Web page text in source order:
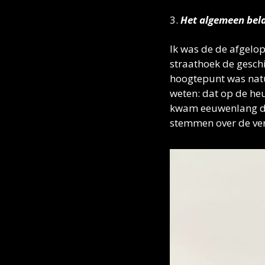
3. Het algemeen
Ik was de de
straathoek de
hoogtepunt was
weten: dat op de
kwam eeuwenlang
stemmen over de